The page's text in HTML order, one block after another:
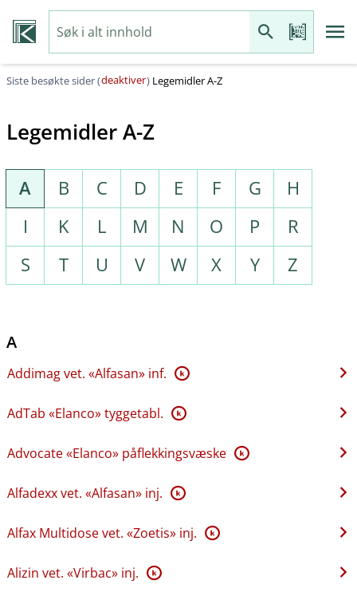
Siste besøkte sider (deaktiver) Legemidler A-Z
Legemidler A-Z
A B C D E F G
H
I
K L M N O P
R
S
T U V W X Y Z
A
Addimag vet. «Alfasan» inf. K
AdTab «Elanco» tyggetabl. K
Advocate «Elanco» påflekkingsvæske K
Alfadexx vet. «Alfasan» inj. K
Alfax Multidose vet. «Zoetis» inj. K
Alizin vet. «Virbac» inj. K